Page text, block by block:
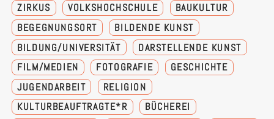
ZIRKUS
VOLKSHOCHSCHULE
BAUKULTUR
BEGEGNUNGSORT
BILDENDE KUNST
BILDUNG/UNIVERSITÄT
DARSTELLENDE KUNST
FILM/MEDIEN
FOTOGRAFIE
GESCHICHTE
JUGENDARBEIT
RELIGION
KULTURBEAUFTRAGTE*R
BÜCHEREI